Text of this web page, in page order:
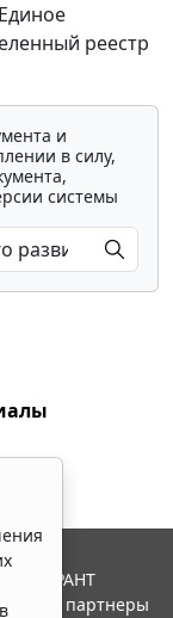
реестр
и
в силу,
системы
ГАРАНТ
и ее партнеры